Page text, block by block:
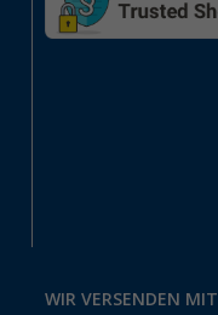
WIR VERSENDEN MIT